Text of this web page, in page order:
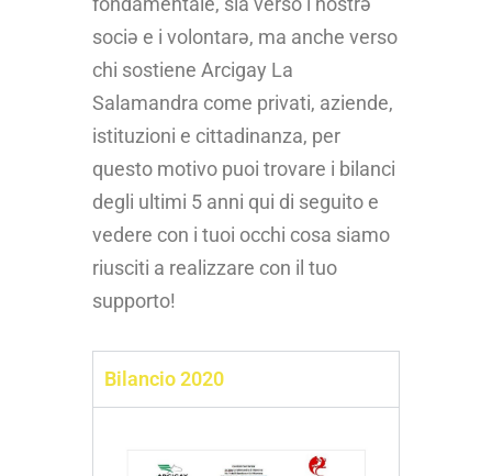
sociə e i volontarə, ma anche verso
chi sostiene Arcigay La
Salamandra come privati, aziende,
istituzioni e cittadinanza, per
questo motivo puoi trovare i bilanci
degli ultimi 5 anni qui di seguito e
vedere con i tuoi occhi cosa siamo
riusciti a realizzare con il tuo
supporto!
Bilancio 2020